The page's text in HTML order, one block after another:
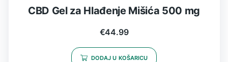
CBD Gel za Hlađenje Mišića 500 mg
€44.99
DODAJ U KOŠARICU